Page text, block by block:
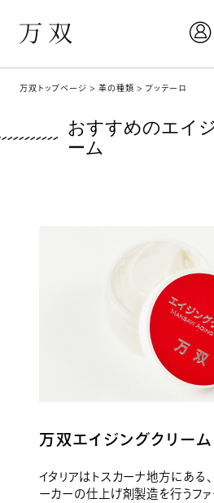
万双トップページ 革の種類 ブッテーロ
おすすめのエイ
ーム
万双エイジングクリーム
イタリアはトスカーナ地方にある
ーカーの仕上げ剤製造を行うファ